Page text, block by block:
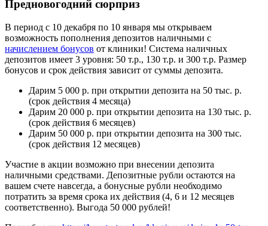
Предновогодний сюрприз
В период с 10 декабря по 10 января мы открываем
возможность пополнения депозитов наличными с
начислением бонусов от клиники! Система наличных
депозитов имеет 3 уровня: 50 т.р., 130 т.р. и 300 т.р. Размер
бонусов и срок действия зависит от суммы депозита.
Дарим 5 000 р. при открытии депозита на 50 тыс. р.
(срок действия 4 месяца)
Дарим 20 000 р. при открытии депозита на 130 тыс. р.
(срок действия 6 месяцев)
Дарим 50 000 р. при открытии депозита на 300 тыс.
(срок действия 12 месяцев)
Участие в акции возможно при внесении депозита
наличными средствами. Депозитные рубли остаются на
вашем счете навсегда, а бонусные рубли необходимо
потратить за время срока их действия (4, 6 и 12 месяцев
соответственно). Выгода 50 000 рублей!